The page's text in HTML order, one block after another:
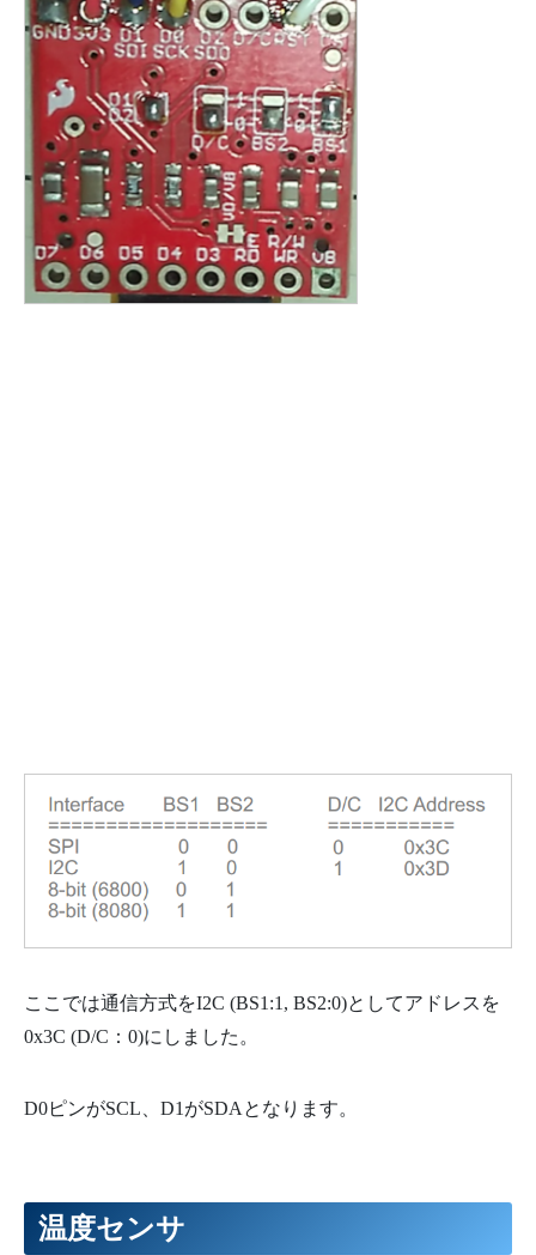
ここでは通信方式をI2C (BS1:1, BS2:0)としてアドレスを
0x3C (D/C：0)にしました。
D0ピンがSCL、D1がSDAとなります。
温度センサ